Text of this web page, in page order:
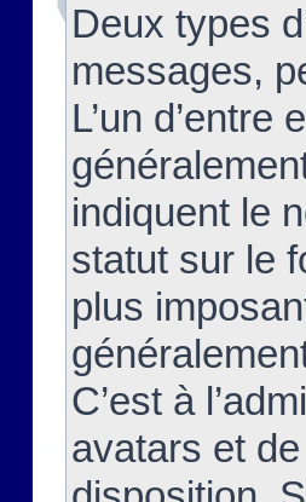
Deux types
messages,
L’un
indiquent le
statut sur le
plus
C’est à
avatars et